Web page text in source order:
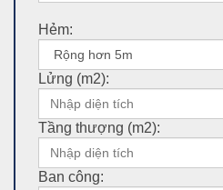
Hẻm:
Lửng (m2):
Tầng thượng (m2):
Ban công: